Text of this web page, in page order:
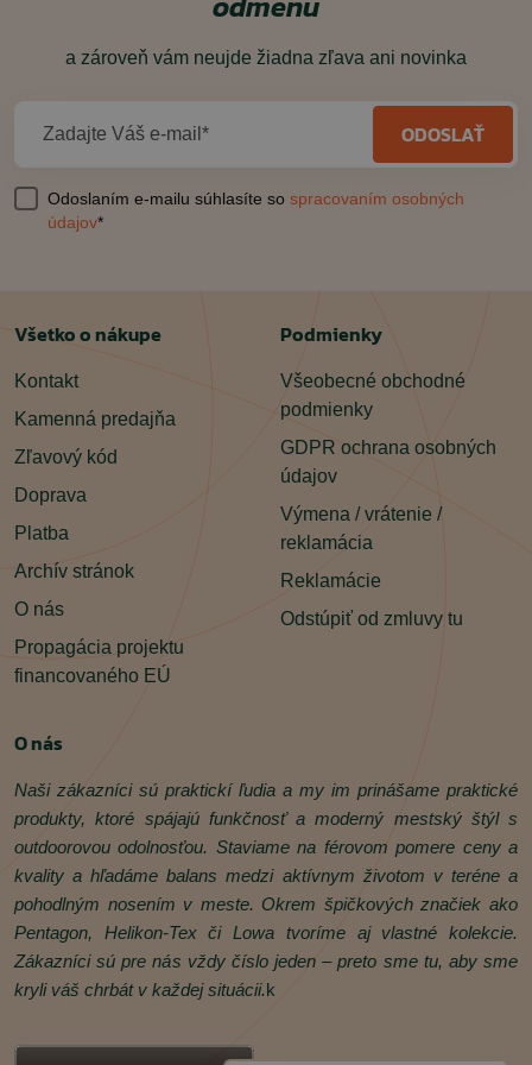
a zároveň vám neujde žiadna zľava ani novinka
Zadajte Váš e-mail* ODOSLAŤ
Odoslaním e-mailu súhlasíte so spracovaním osobných
údajov*
Všetko o nákupe
Kontakt
Kamenná predajňa
Zľavový kód
Doprava
Platba
Archív stránok
O nás
Propagácia projektu
financovaného EÚ
Podmienky
Všeobecné obchodné
podmienky
GDPR ochrana osobných
údajov
Výmena / vrátenie /
reklamácia
Reklamácie
Odstúpiť od zmluvy tu
O nás
Naši zákazníci sú praktickí ľudia a my im prinášame praktické
produkty, ktoré spájajú funkčnosť a moderný mestský štýl s
outdoorovou odolnosťou. Staviame na férovom pomere ceny a
kvality a hľadáme balans medzi aktívnym životom v teréne a
pohodlným nosením v meste. Okrem špičkových značiek ako
Pentagon, Helikon‑Tex či Lowa tvoríme aj vlastné kolekcie.
Zákazníci sú pre nás vždy číslo jeden – preto sme tu, aby sme
kryli váš chrbát v každej situácii.k